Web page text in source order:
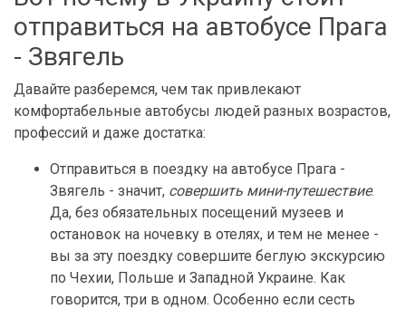
отправиться на автобусе Прага
- Звягель
Давайте разберемся, чем так привлекают
комфортабельные автобусы людей разных возрастов,
профессий и даже достатка:
Отправиться в поездку на автобусе Прага -
Звягель - значит, совершить мини-путешествие.
Да, без обязательных посещений музеев и
остановок на ночевку в отелях, и тем не менее -
вы за эту поездку совершите беглую экскурсию
по Чехии, Польше и Западной Украине. Как
говорится, три в одном. Особенно если сесть